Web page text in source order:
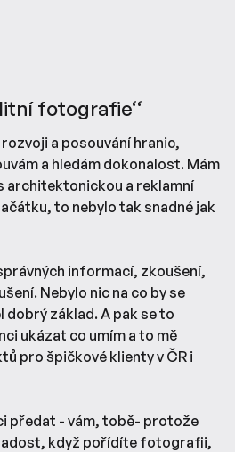
fotografie‘‘
a posouvání hranic,
a hledám dokonalost. Mám
architektonickou a reklamní
to nebylo tak snadné jak
informací, zkoušení,
Nebylo nic na co by se
dobrý základ. A pak se to
ukázat co umím a to mě
pro špičkové klienty v ČR i
předat - vám, tobě- protože
když pořídíte fotografii,